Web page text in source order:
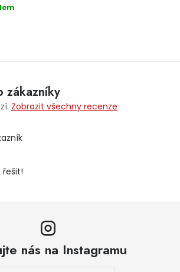
zákazníky
Zobrazit všechny recenze
řešit!
nás na Instagramu